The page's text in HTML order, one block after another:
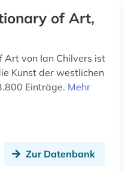
Nordrhein-Westfalen (1)
of Art,
Art von Ian Chilvers ist
Kunst der westlichen
Einträge. Mehr
Zur Datenbank